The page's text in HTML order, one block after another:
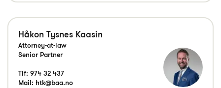
Håkon Tysnes Kaasin
Attorney-at-law
Senior Partner
Tlf: 974 32 437
Mail: htk@baa.no